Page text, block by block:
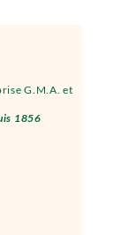
G.M.A. et
1856